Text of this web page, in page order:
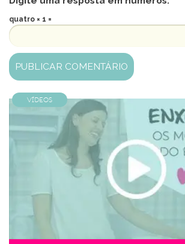
quatro × 1 =
Vídeos